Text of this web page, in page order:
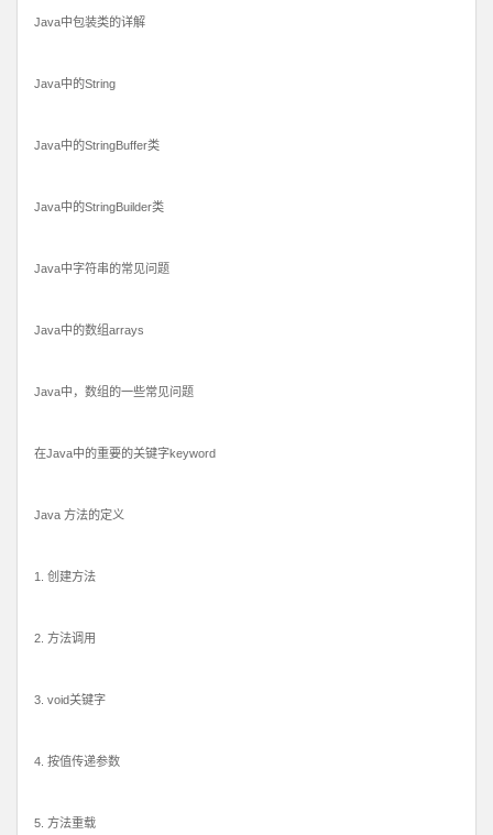
Java中包装类的详解
Java中的String
Java中的StringBuffer类
Java中的StringBuilder类
Java中字符串的常见问题
Java中的数组arrays
Java中，数组的一些常见问题
在Java中的重要的关键字keyword
Java 方法的定义
1. 创建方法
2. 方法调用
3. void关键字
4. 按值传递参数
5. 方法重载